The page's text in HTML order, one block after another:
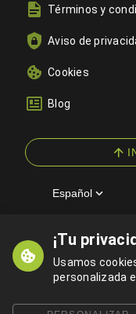
¡Tu
Usamos
personalizada
Términos y
Aviso de
Cookies
Blog
Español